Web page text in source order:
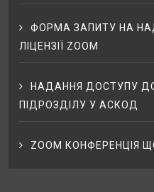
ФОРМА ЗАПИТУ НА
ЛІЦЕНЗІЇ ZOOM
НАДАННЯ ДОСТУПУ
ПІДРОЗДІЛУ У АСКОД
ZOOM